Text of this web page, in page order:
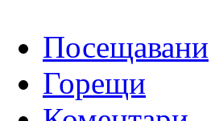
Посещавани
Горещи